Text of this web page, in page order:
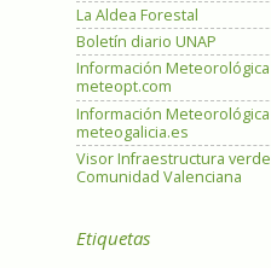
La Aldea Forestal
Boletín diario UNAP
Información Meteorológica
meteopt.com
Información Meteorológica
meteogalicia.es
Visor Infraestructura verde
Comunidad Valenciana
Etiquetas